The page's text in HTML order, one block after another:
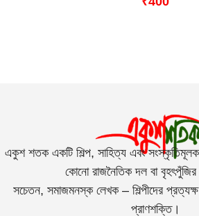
একুশ শতক একটি শিল্প, সাহিত্য এবং
কোনো রাজনৈতিক দল বা বৃহৎপুঁজির
সচেতন, সমাজমনস্ক লেখক – শিল্পীদের
প্রাণশক্তি।